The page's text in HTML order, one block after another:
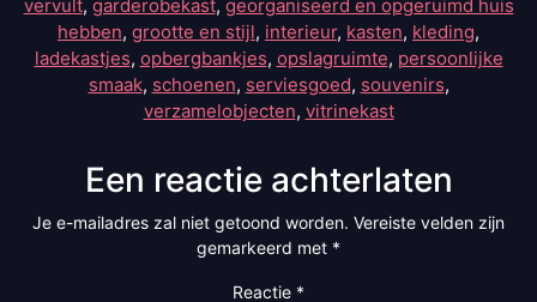
vervult, garderobekast, georganiseerd en opgeruimd huis
hebben, grootte en stijl, interieur, kasten, kleding,
ladekastjes, opbergbankjes, opslagruimte, persoonlijke
smaak, schoenen, serviesgoed, souvenirs,
verzamelobjecten, vitrinekast
Een reactie achterlaten
Je e-mailadres zal niet getoond worden. Vereiste velden zijn
gemarkeerd met *
Reactie *